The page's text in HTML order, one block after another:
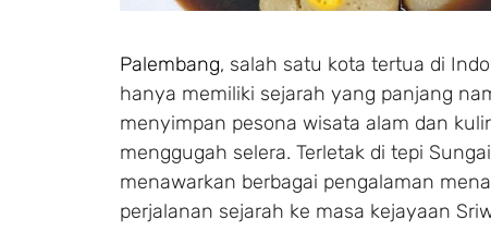
Palembang, salah satu kota tertua di
hanya memiliki sejarah yang panjang
menyimpan pesona wisata alam dan
menggugah selera. Terletak di tepi
menawarkan berbagai pengalaman
perjalanan sejarah ke masa kejayaan